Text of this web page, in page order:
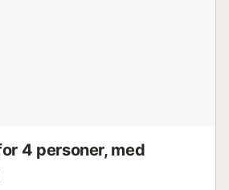
4 personer, med